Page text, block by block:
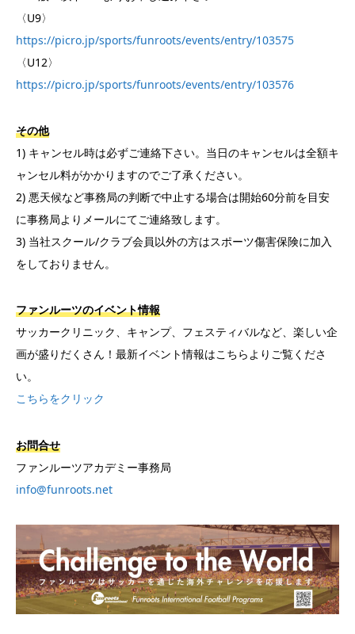
〈U9〉
https://picro.jp/sports/funroots/events/entry/103575
〈U12〉
https://picro.jp/sports/funroots/events/entry/103576
その他
1) キャンセル時は必ずご連絡下さい。当日のキャンセルは全額キ
ャンセル料がかかりますのでご了承ください。
2) 悪天候など事務局の判断で中止する場合は開始60分前を目安
に事務局よりメールにてご連絡致します。
3) 当社スクール/クラブ会員以外の方はスポーツ傷害保険に加入
をしておりません。
ファンルーツのイベント情報
サッカークリニック、キャンプ、フェスティバルなど、楽しい企
画が盛りだくさん！最新イベント情報はこちらよりご覧くださ
い。
こちらをクリック
お問合せ
ファンルーツアカデミー事務局
info@funroots.net